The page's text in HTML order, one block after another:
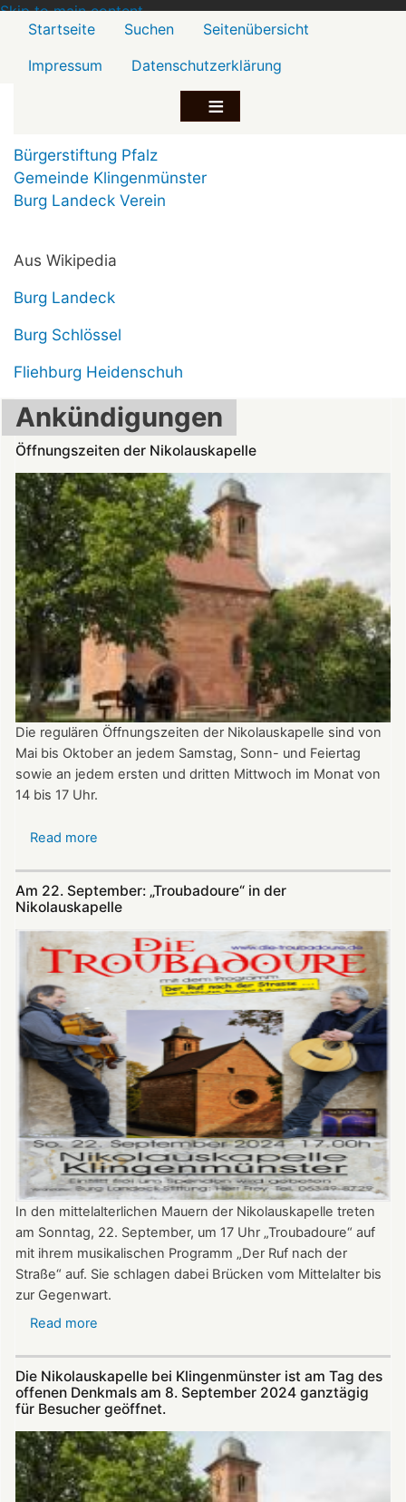
Skip to main content
Menü2
Startseite Suchen
Seitenübersicht
Impressum
Datenschutzerklärung
Bürgerstiftung Pfalz
Gemeinde Klingenmünster
Burg Landeck Verein
Aus Wikipedia
Burg Landeck
Burg Schlössel
Fliehburg Heidenschuh
Ankündigungen
Öffnungszeiten der Nikolauskapelle
Die regulären Öffnungszeiten der Nikolauskapelle sind von
Mai bis Oktober an jedem Samstag, Sonn- und Feiertag
sowie an jedem ersten und dritten Mittwoch im Monat von
14 bis 17 Uhr.
Read more
Nikolauskapelle
Am 22. September: „Troubadoure“ in der
Nikolauskapelle
In den mittelalterlichen Mauern der Nikolauskapelle treten
am Sonntag, 22. September, um 17 Uhr „Troubadoure“ auf
mit ihrem musikalischen Programm „Der Ruf nach der
Straße“ auf. Sie schlagen dabei Brücken vom Mittelalter bis
zur Gegenwart.
Read more
September:
„Troubadoure“
in
der
Nikolauskapelle
Die Nikolauskapelle bei Klingenmünster ist am Tag des
offenen Denkmals am 8. September 2024 ganztägig
für Besucher geöffnet.